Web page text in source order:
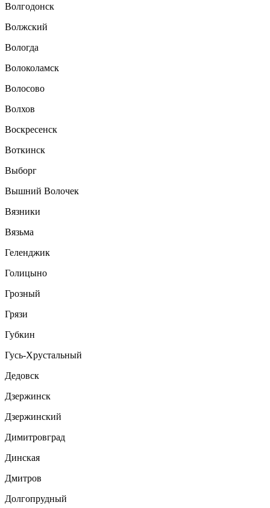
Волгодонск
Волжский
Вологда
Волоколамск
Волосово
Волхов
Воскресенск
Воткинск
Выборг
Вышний Волочек
Вязники
Вязьма
Геленджик
Голицыно
Грозный
Грязи
Губкин
Гусь-Хрустальный
Дедовск
Дзержинск
Дзержинский
Димитровград
Динская
Дмитров
Долгопрудный